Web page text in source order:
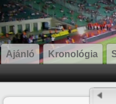
Ajánló Kronológia